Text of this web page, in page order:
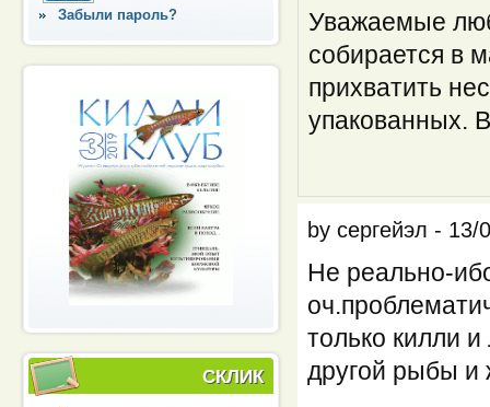
Забыли пароль?
СКЛИК
Уважаемые
собирается в
прихватить
упакованных.
byсергейэл - 13/
Не реально-
только килли
другой рыбы и